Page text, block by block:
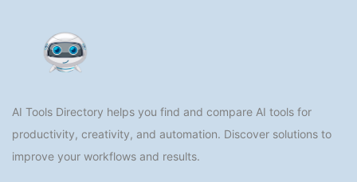
AI Tools Directory helps you find and compare AI tools for
productivity, creativity, and automation. Discover solutions to
improve your workflows and results.